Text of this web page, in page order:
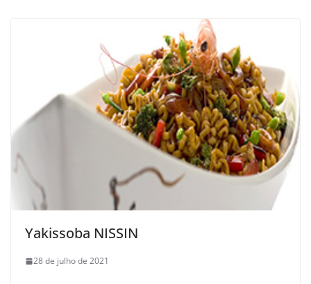
Yakissoba NISSIN
28 de julho de 2021